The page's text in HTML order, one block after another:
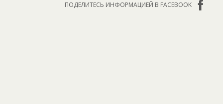
ПОДЕЛИТЕСЬ ИНФОРМАЦИЕЙ В FACEBOOK